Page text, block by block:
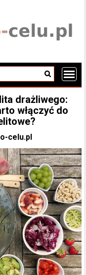
drażliwego:
włączyć do
celu.pl